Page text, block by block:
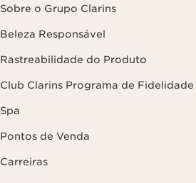
Sobre o Grupo Clarins
Beleza Responsável
Rastreabilidade do Produto
Club Clarins Programa de Fidelidade
Spa
Pontos de Venda
Carreiras